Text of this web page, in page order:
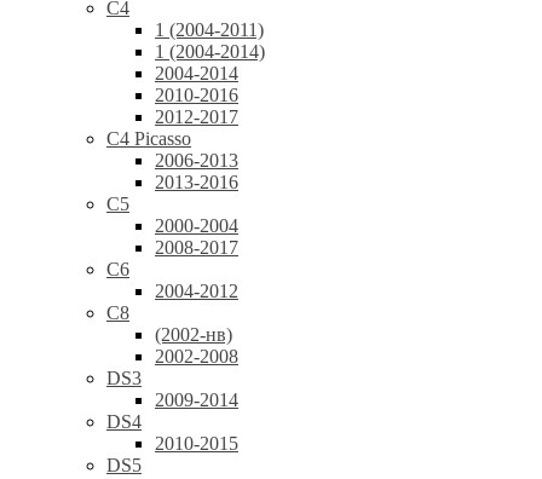
C4
1 (2004-2011)
1 (2004-2014)
2004-2014
2010-2016
2012-2017
C4 Picasso
2006-2013
2013-2016
C5
2000-2004
2008-2017
C6
2004-2012
C8
(2002-нв)
2002-2008
DS3
2009-2014
DS4
2010-2015
DS5